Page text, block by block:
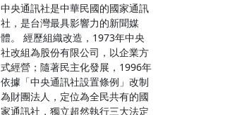
中央通訊社是中華民國的國家通訊
社，是台灣最具影響力的新聞媒
體。 經歷組織改造，1973年中央
社改組為股份有限公司，以企業方
式經營；隨著民主化發展，1996年
依據「中央通訊社設置條例」改制
為財團法人，定位為全民共有的國
家通訊社，獨立超然執行三大法定